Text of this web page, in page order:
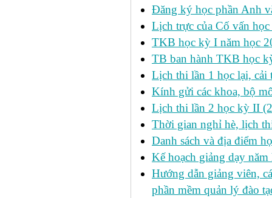
Đăng ký học phần Anh
Lịch trực của Cố vấn học
TKB học kỳ I năm học
TB ban hành TKB học
Lịch thi lần 1 học lại, cải
Kính gửi các khoa, bộ
Lịch thi lần 2 học kỳ II
Thời gian nghỉ hè, lịch
Danh sách và địa điểm
Kế hoạch giảng dạy
Hướng dẫn giảng viên,
phần mềm quản lý đào